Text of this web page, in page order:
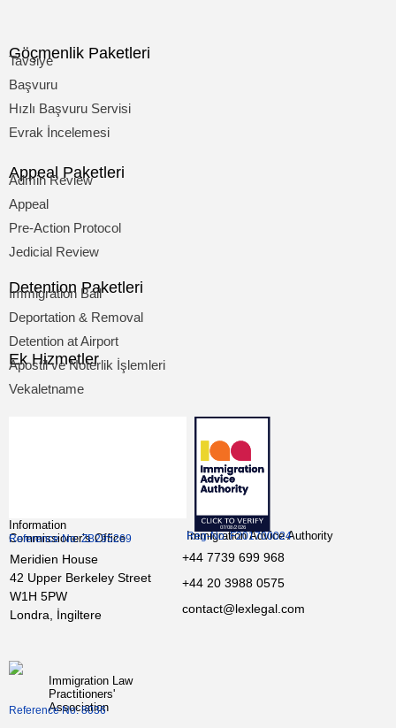
Göçmenlik Paketleri
Tavsiye
Başvuru
Hızlı Başvuru Servisi
Evrak İncelemesi
Appeal Paketleri
Admin Review
Appeal
Pre-Action Protocol
Jedicial Review
Detention Paketleri
Immigration Bail
Deportation & Removal
Detention at Airport
Ek Hizmetler
Apostil ve Noterlik İşlemleri
Vekaletname
Information
Commissioner’s Office
Reference No: ZB295269 Immigration Advice Authority
Reg-No: F201700024
Meridien House
42 Upper Berkeley Street
W1H 5PW
Londra, İngiltere
+44 7739 699 968
+44 20 3988 0575
contact@lexlegal.com
Immigration Law
Practitioners'
Association
Reference No: 8036